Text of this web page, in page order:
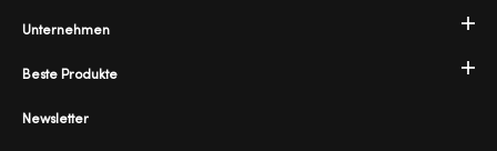
Unternehmen
Beste Produkte
Newsletter